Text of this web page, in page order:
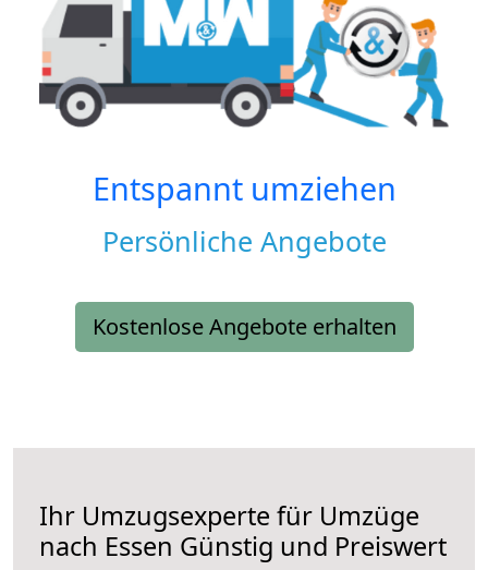
Entspannt umziehen
Persönliche Angebote
Kostenlose Angebote erhalten
Ihr Umzugsexperte für Umzüge
nach Essen Günstig und Preiswert